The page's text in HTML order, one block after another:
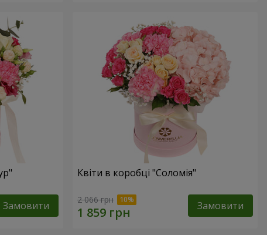
Замовити
Квіти в коробці "Соломія"
2 066 грн Замовити